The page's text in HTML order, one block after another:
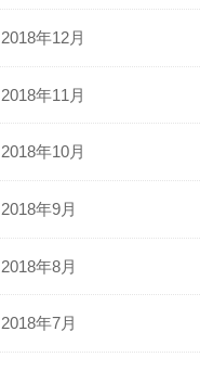
2018年12月
2018年11月
2018年10月
2018年9月
2018年8月
2018年7月